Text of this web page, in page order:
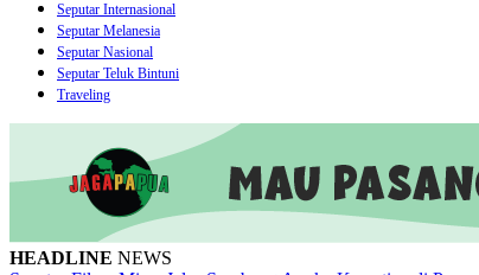
Seputar Internasional
Seputar Melanesia
Seputar Nasional
Seputar Teluk Bintuni
Traveling
HEADLINE NEWS